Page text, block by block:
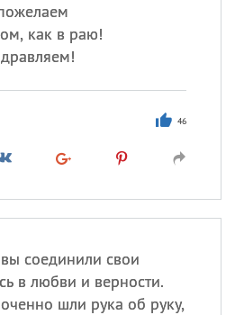
как в раю!
46
соединили свои
в любви и верности.
шли рука об руку,